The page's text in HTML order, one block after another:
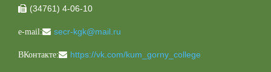
 (34761) 4-06-10
e-mail: secr-kgk@mail.ru
ВКонтакте: https://vk.com/kum_gorny_college